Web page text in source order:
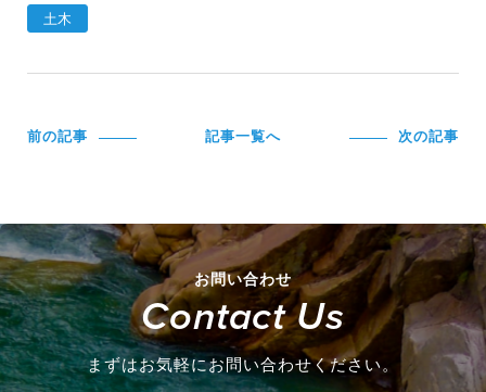
土木
前の記事 記事一覧へ 次の記事
お問い合わせ
Contact Us
まずはお気軽にお問い合わせください。